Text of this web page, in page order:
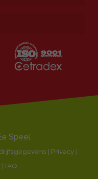
makkelijk op onze
en persoonlijk
Speel
| Privacy |
FAQ